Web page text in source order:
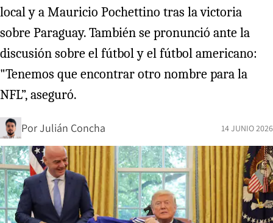
local y a Mauricio Pochettino tras la victoria
sobre Paraguay. También se pronunció ante la
discusión sobre el fútbol y el fútbol americano:
"Tenemos que encontrar otro nombre para la
NFL”, aseguró.
PorJulián Concha 14 JUNIO 2026